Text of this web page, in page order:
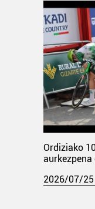
Ordiziako
aurkezpena
2026/07/25